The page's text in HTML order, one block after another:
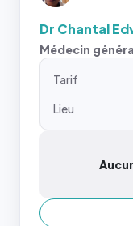
Dr Chantal
Médecin
Tarif
Lieu